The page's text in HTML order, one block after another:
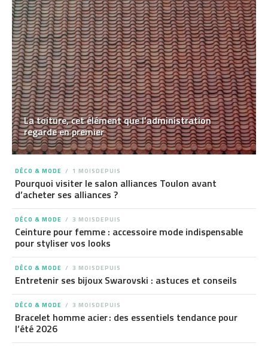
La toiture, cet élément que l’administration
regarde en premier
DÉCO & MODE 1 MOISDEPUIS
Pourquoi visiter le salon alliances Toulon avant
d’acheter ses alliances ?
DÉCO & MODE 3 MOISDEPUIS
Ceinture pour femme : accessoire mode indispensable
pour styliser vos looks
DÉCO & MODE 3 MOISDEPUIS
Entretenir ses bijoux Swarovski : astuces et conseils
DÉCO & MODE 3 MOISDEPUIS
Bracelet homme acier : des essentiels tendance pour
l’été 2026